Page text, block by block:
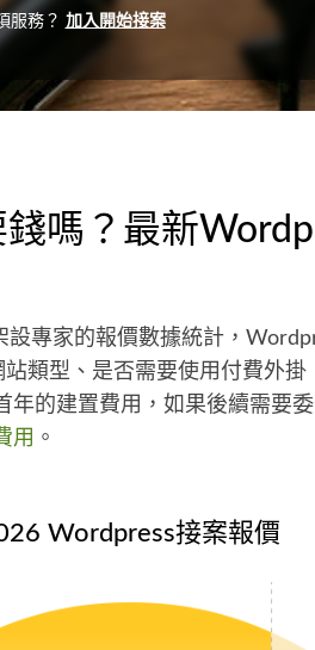
服務？ 加入開始接案
嗎？最新
設專家的報價數據統計，
類型、是否需要使用付費外
年的建置費用，如果後續需要
用 。
Wordpress接案報價